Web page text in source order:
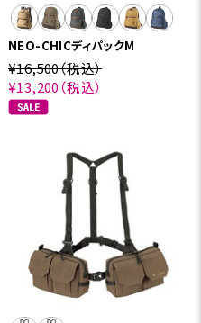
NEO-CHICディパックM
¥16,500（税込）
¥13,200 （税込）